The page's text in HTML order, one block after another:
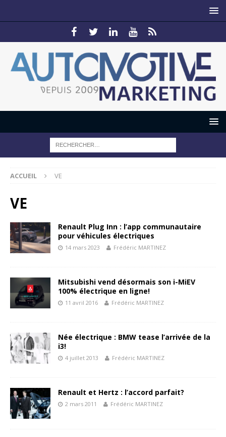
ACCUEIL VE
VE
Renault Plug Inn : l’app communautaire
pour véhicules électriques
14 mars 2023 Frédéric MARTINEZ
Mitsubishi vend désormais son i-MiEV
100% électrique en ligne!
11 avril 2016 Frédéric MARTINEZ
Née électrique : BMW tease l’arrivée de la
i3!
4 juillet 2013 Frédéric MARTINEZ
Renault et Hertz : l’accord parfait?
2 mars 2011 Frédéric MARTINEZ